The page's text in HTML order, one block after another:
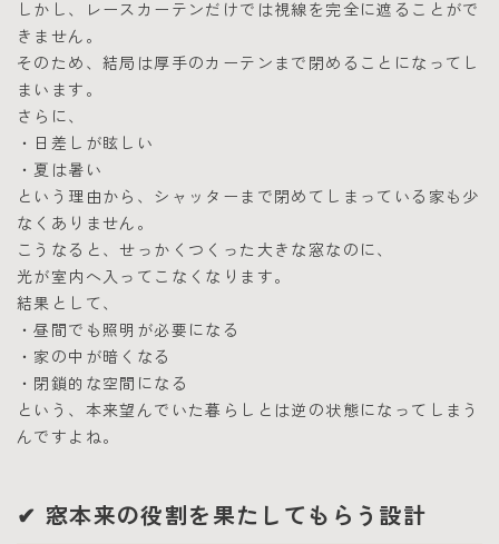
しかし、レースカーテンだけでは視線を完全に遮ることがで
きません。
そのため、結局は厚手のカーテンまで閉めることになってし
まいます。
さらに、
・日差しが眩しい
・夏は暑い
という理由から、シャッターまで閉めてしまっている家も少
なくありません。
こうなると、せっかくつくった大きな窓なのに、
光が室内へ入ってこなくなります。
結果として、
・昼間でも照明が必要になる
・家の中が暗くなる
・閉鎖的な空間になる
という、本来望んでいた暮らしとは逆の状態になってしまう
んですよね。
✔ 窓本来の役割を果たしてもらう設計